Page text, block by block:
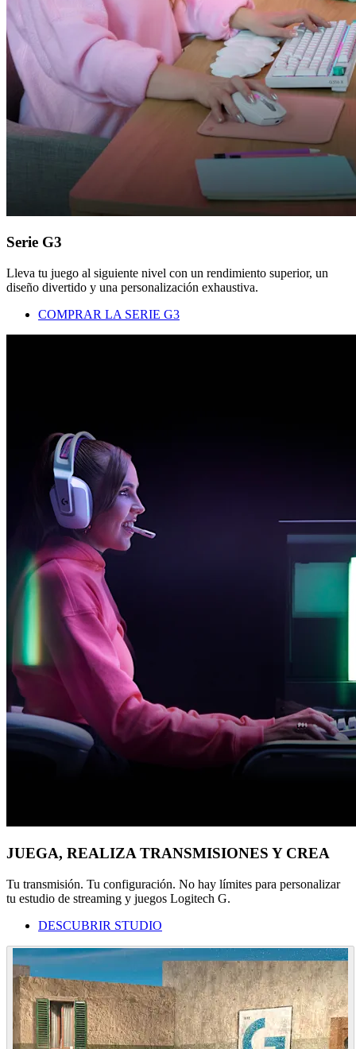
Serie G3
Lleva tu juego al siguiente nivel con un rendimiento superior, un
diseño divertido y una personalización exhaustiva.
COMPRAR LA SERIE G3
JUEGA, REALIZA TRANSMISIONES Y CREA
Tu transmisión. Tu configuración. No hay límites para personalizar
tu estudio de streaming y juegos Logitech G.
DESCUBRIR STUDIO